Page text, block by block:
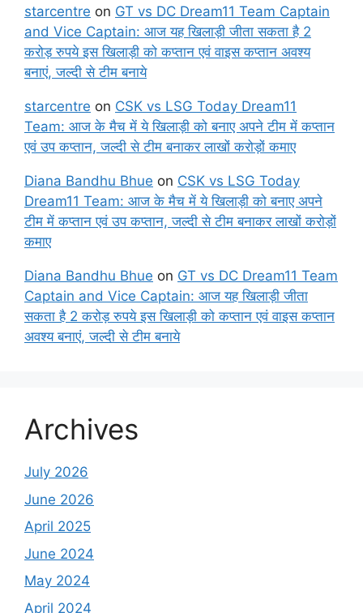
starcentre on GT vs DC Dream11 Team Captain
and Vice Captain: आज यह खिलाड़ी जीता सकता है 2
करोड़ रुपये इस खिलाड़ी को कप्तान एवं वाइस कप्तान अवश्य
बनाएं, जल्दी से टीम बनाये
starcentre on CSK vs LSG Today Dream11
Team: आज के मैच में ये खिलाड़ी को बनाए अपने टीम में कप्तान
एवं उप कप्तान, जल्दी से टीम बनाकर लाखों करोड़ों कमाए
Diana Bandhu Bhue on CSK vs LSG Today
Dream11 Team: आज के मैच में ये खिलाड़ी को बनाए अपने
टीम में कप्तान एवं उप कप्तान, जल्दी से टीम बनाकर लाखों करोड़ों
कमाए
Diana Bandhu Bhue on GT vs DC Dream11 Team
Captain and Vice Captain: आज यह खिलाड़ी जीता
सकता है 2 करोड़ रुपये इस खिलाड़ी को कप्तान एवं वाइस कप्तान
अवश्य बनाएं, जल्दी से टीम बनाये
Archives
July 2026
June 2026
April 2025
June 2024
May 2024
April 2024